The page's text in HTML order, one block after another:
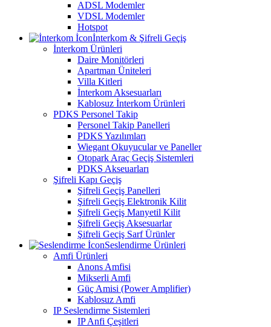
ADSL Modemler
VDSL Modemler
Hotspot
İnterkom & Şifreli Geçiş
İnterkom Ürünleri
Daire Monitörleri
Apartman Üniteleri
Villa Kitleri
İnterkom Aksesuarları
Kablosuz İnterkom Ürünleri
PDKS Personel Takip
Personel Takip Panelleri
PDKS Yazılımları
Wiegant Okuyucular ve Paneller
Otopark Araç Geçiş Sistemleri
PDKS Akseuarları
Şifreli Kapı Geçiş
Şifreli Geçiş Panelleri
Şifreli Geçiş Elektronik Kilit
Şifreli Geçiş Manyetil Kilit
Şifreli Geçiş Aksesuarlar
Şifreli Geçiş Sarf Ürünler
Seslendirme Ürünleri
Amfi Ürünleri
Anons Amfisi
Mikserli Amfi
Güç Amisi (Power Amplifier)
Kablosuz Amfi
IP Seslendirme Sistemleri
IP Anfi Çeşitleri